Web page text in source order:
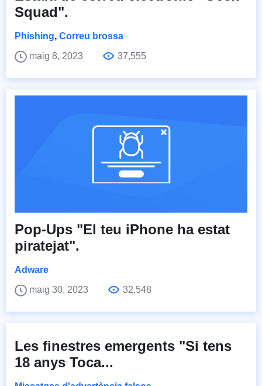
Squad".
Phishing, Correu brossa
maig 8, 2023
37,555
Pop-Ups "El teu iPhone ha estat
piratejat".
Adware
maig 30, 2023
32,548
Les finestres emergents "Si tens
18 anys Toca...